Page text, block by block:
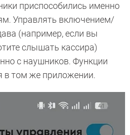
приспособились именно
Управлять включением/
(например, если вы
слышать кассира)
с наушников. Функции
в том же приложении.